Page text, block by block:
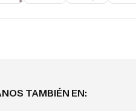
TAMBIÉN EN: